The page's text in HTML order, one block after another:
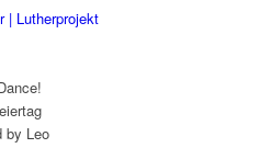
| Lutherprojekt